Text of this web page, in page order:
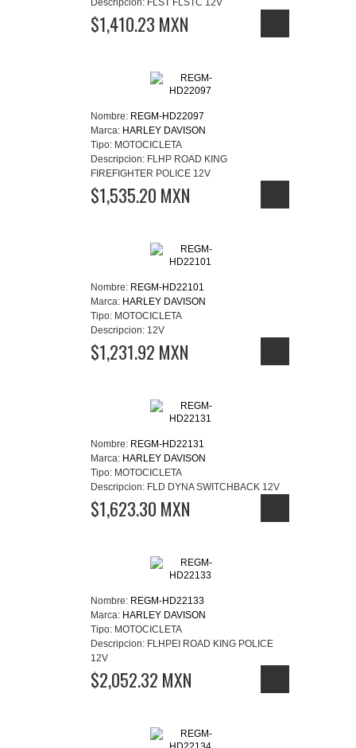
Descripcion: FLST FLSTC 12V
$1,410.23 MXN
Nombre: REGM-HD22097
Marca: HARLEY DAVISON
Tipo: MOTOCICLETA
Descripcion: FLHP ROAD KING
FIREFIGHTER POLICE 12V
$1,535.20 MXN
Nombre: REGM-HD22101
Marca: HARLEY DAVISON
Tipo: MOTOCICLETA
Descripcion: 12V
$1,231.92 MXN
Nombre: REGM-HD22131
Marca: HARLEY DAVISON
Tipo: MOTOCICLETA
Descripcion: FLD DYNA SWITCHBACK 12V
$1,623.30 MXN
Nombre: REGM-HD22133
Marca: HARLEY DAVISON
Tipo: MOTOCICLETA
Descripcion: FLHPEI ROAD KING POLICE
12V
$2,052.32 MXN